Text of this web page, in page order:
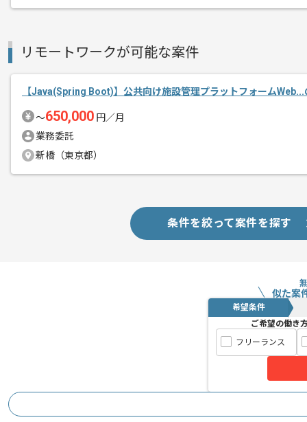
新しいアイディアや技術を積極的に導入
経験豊富なエンジニアと成長が出来る
スキルアップされたい方、長期的に参
リモートワークが可能な案件
【Java(Spring Boot)】公共向け施設管理プラットフォーム
〜650,000 円／月
業務委託
新橋（東京都）
条件を絞って案件を探す
似た案
希望条件
ご希望の働き
フリーランス